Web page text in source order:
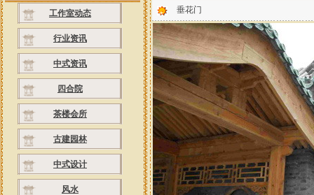
工作室动态
行业资讯
中式资讯
四合院
茶楼会所
古建园林
中式设计
风水
垂花门